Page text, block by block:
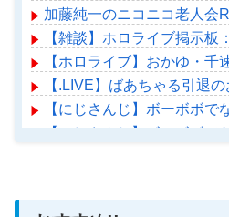
加藤純一のニコニコ老人会
【雑談】ホロライブ掲示
【ホロライブ】おかゆ・
【.LIVE】ばあちゃる引退
【にじさんじ】ボーボボで
【にじさんじ】ボーボボで